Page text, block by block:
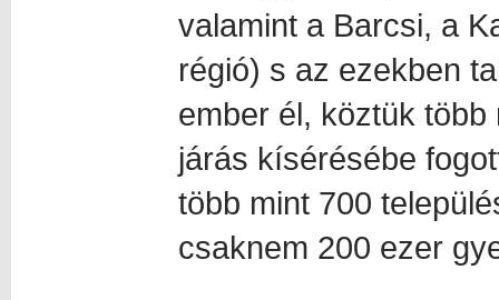
valamint a Barcsi, a
régió) s az ezekben
ember él, köztük
járás kísérésébe
több mint 700
csaknem 200 ezer